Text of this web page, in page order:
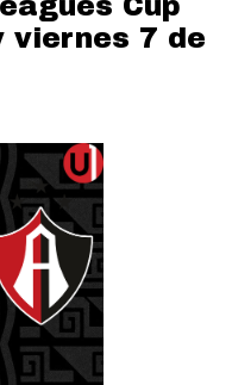
viernes 7 de